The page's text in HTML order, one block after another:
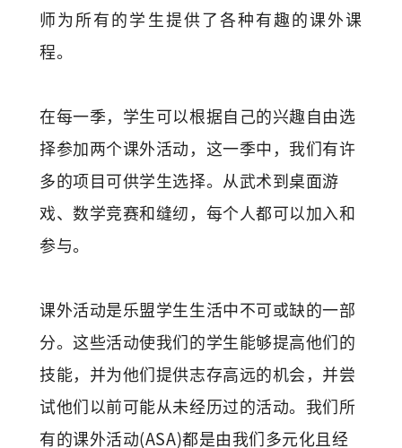
师为所有的学生提供了各种有趣的课外课
程。
在每一季，学生可以根据自己的兴趣自由选
择参加两个课外活动，这一季中，我们有许
多的项目可供学生选择。从武术到桌面游
戏、数学竞赛和缝纫，每个人都可以加入和
参与。
课外活动是乐盟学生生活中不可或缺的一部
分。这些活动使我们的学生能够提高他们的
技能，并为他们提供志存高远的机会，并尝
试他们以前可能从未经历过的活动。我们所
有的课外活动(ASA)都是由我们多元化且经